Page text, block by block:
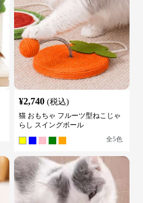
¥2,740 (税込)
猫 おもちゃ フルーツ型ねこじゃ
らし スイングボール
全5色